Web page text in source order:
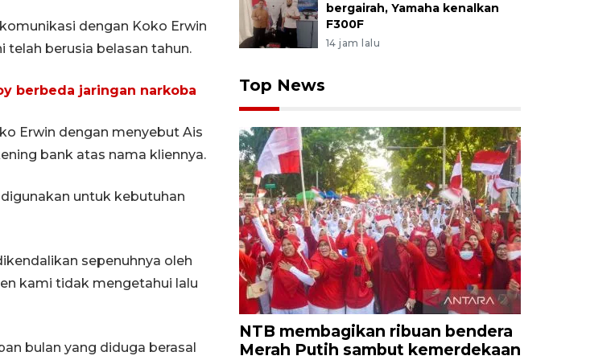
dengan Koko Erwin
berusia belasan tahun.
berbeda jaringan narkoba
Erwin dengan menyebut Ais
bank atas nama kliennya.
untuk kebutuhan
sepenuhnya oleh
kami tidak mengetahui lalu
bulan yang diduga berasal
bergairah, Yamaha kenalkan
F300F
14 jam lalu
Top News
NTB membagikan ribuan bendera
Merah Putih sambut kemerdekaan